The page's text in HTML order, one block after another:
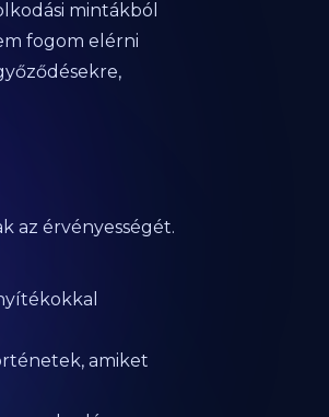
mintákból
fogom elérni
az érvényességét.
amiket